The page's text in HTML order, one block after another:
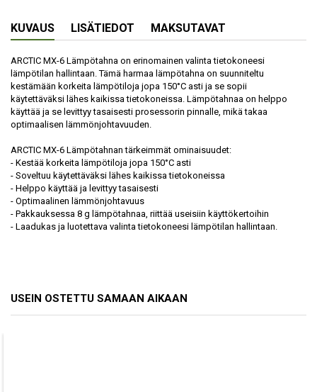
KUVAUS LISÄTIEDOT MAKSUTAVAT
ARCTIC MX-6 Lämpötahna on erinomainen valinta tietokoneesi
lämpötilan hallintaan. Tämä harmaa lämpötahna on suunniteltu
kestämään korkeita lämpötiloja jopa 150°C asti ja se sopii
käytettäväksi lähes kaikissa tietokoneissa. Lämpötahnaa on helppo
käyttää ja se levittyy tasaisesti prosessorin pinnalle, mikä takaa
optimaalisen lämmönjohtavuuden.
ARCTIC MX-6 Lämpötahnan tärkeimmät ominaisuudet:
- Kestää korkeita lämpötiloja jopa 150°C asti
- Soveltuu käytettäväksi lähes kaikissa tietokoneissa
- Helppo käyttää ja levittyy tasaisesti
- Optimaalinen lämmönjohtavuus
- Pakkauksessa 8 g lämpötahnaa, riittää useisiin käyttökertoihin
- Laadukas ja luotettava valinta tietokoneesi lämpötilan hallintaan.
USEIN OSTETTU SAMAAN AIKAAN